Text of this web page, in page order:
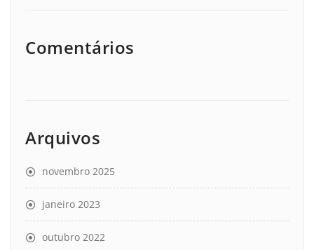
Comentários
Arquivos
novembro 2025
janeiro 2023
outubro 2022